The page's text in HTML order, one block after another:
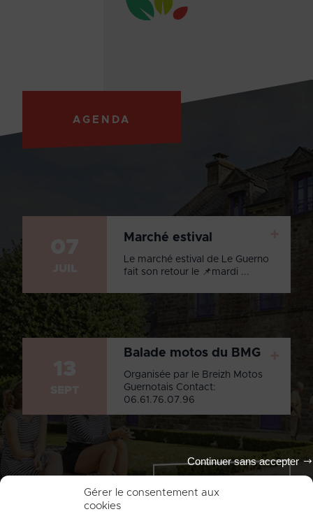
Gérer le consentement aux
cookies
Continuer sans accepter
AGENDA
Marché estival
Le marché estival de Le Guerno
fait son retour le 📌mardi ...
Balade motos du BMG
Organisée par le Breizh Motos
Guernotais Contact:
06.61.76.07.96